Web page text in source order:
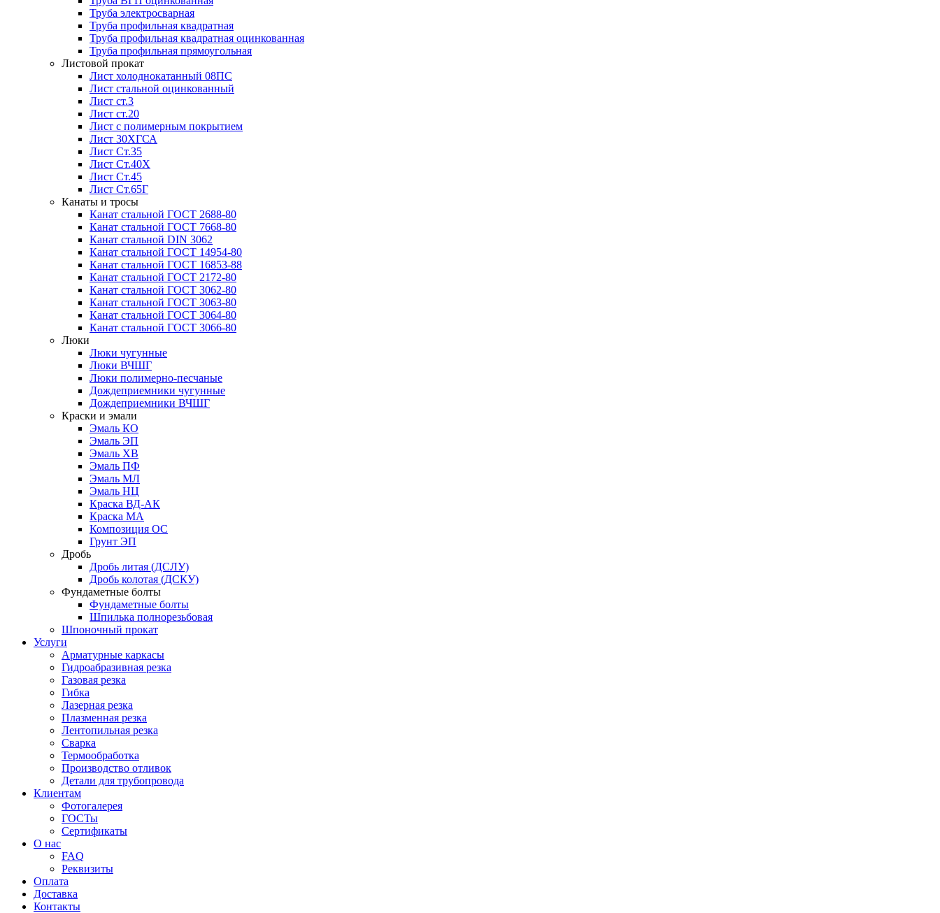
Труба электросварная
Труба профильная квадратная
Труба профильная квадратная оцинкованная
Труба профильная прямоугольная
Листовой прокат
Лист холоднокатанный 08ПС
Лист стальной оцинкованный
Лист ст.3
Лист ст.20
Лист с полимерным покрытием
Лист 30ХГСА
Лист Ст.35
Лист Ст.40Х
Лист Ст.45
Лист Ст.65Г
Канаты и тросы
Канат стальной ГОСТ 2688-80
Канат стальной ГОСТ 7668-80
Канат стальной DIN 3062
Канат стальной ГОСТ 14954-80
Канат стальной ГОСТ 16853-88
Канат стальной ГОСТ 2172-80
Канат стальной ГОСТ 3062-80
Канат стальной ГОСТ 3063-80
Канат стальной ГОСТ 3064-80
Канат стальной ГОСТ 3066-80
Люки
Люки чугунные
Люки ВЧШГ
Люки полимерно-песчаные
Дождеприемники чугунные
Дождеприемники ВЧШГ
Краски и эмали
Эмаль КО
Эмаль ЭП
Эмаль ХВ
Эмаль ПФ
Эмаль МЛ
Эмаль НЦ
Краска ВД-АК
Краска МА
Композиция ОС
Грунт ЭП
Дробь
Дробь литая (ДСЛУ)
Дробь колотая (ДСКУ)
Фундаметные болты
Фундаметные болты
Шпилька полнорезьбовая
Шпоночный прокат
Услуги
Арматурные каркасы
Гидроабразивная резка
Газовая резка
Гибка
Лазерная резка
Плазменная резка
Лентопильная резка
Сварка
Термообработка
Производство отливок
Детали для трубопровода
Клиентам
Фотогалерея
ГОСТы
Сертификаты
О нас
FAQ
Реквизиты
Оплата
Доставка
Контакты